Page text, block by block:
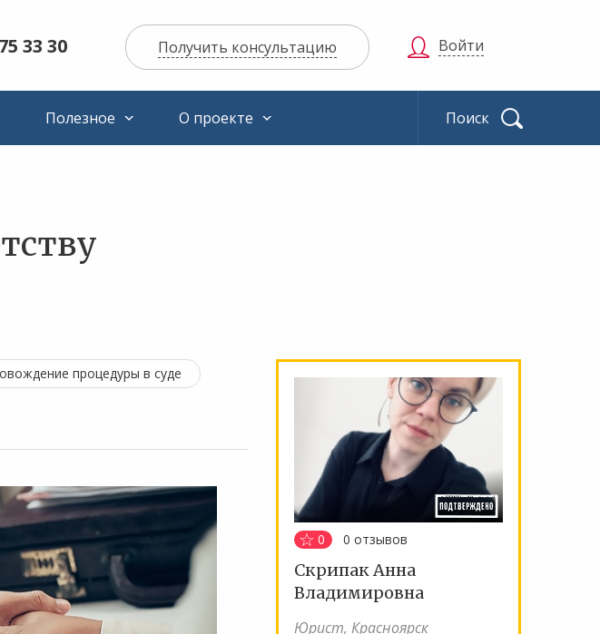
33 30 Получить консультацию
Полезное О проекте
Войти
процедуры в суде
0 0 отзывов
Скрипак Анна
Владимировна
Юрист, Красноярск